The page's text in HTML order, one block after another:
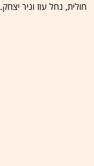
חולית, נחל עוז וניר יצחק.